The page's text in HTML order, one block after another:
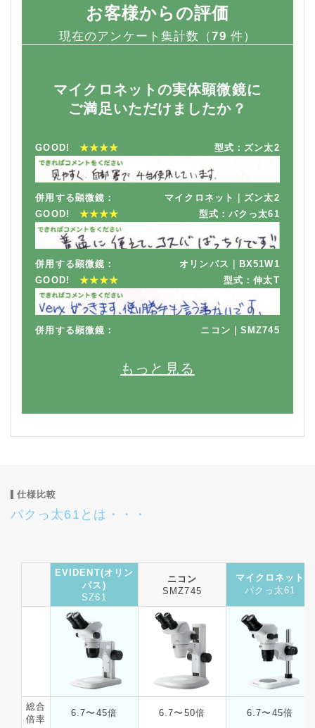
お客様からの評価
現在のアンケート集計数（79 件）
マイクロネットの実体顕微鏡に
ご満足いただけましたか？
GOOD!★★★★ 型式：ズン太2
併用する顕微鏡：
マイクロネット｜ズン太2
GOOD!★★★★ 型式：パクっ太61
併用する顕微鏡：
オリンパス｜BX51W1
GOOD!★★★★ 型式：伸太T
併用する顕微鏡： ニコン｜SMZ745
もっと見る
仕様比較
パクっ太61とは・・・
EVIDENT(オリン
パス)
SZ61
ニコン
SMZ745
マイクロネット
パクっ太61
総合
倍率
6.7〜45倍 6.7〜50倍 6.7〜45倍